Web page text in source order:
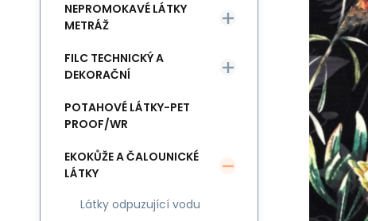
NEPROMOKAVÉ LÁTKY
METRÁŽ
FILC TECHNICKÝ A
DEKORAČNÍ
POTAHOVÉ LÁTKY-PET
PROOF/WR
EKOKŮŽE A ČALOUNICKÉ
LÁTKY
Látky odpuzující vodu